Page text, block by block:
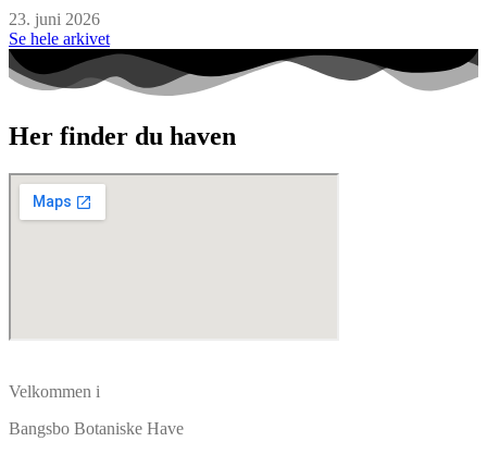
23. juni 2026
Se hele arkivet
Her finder du haven
Velkommen i
Bangsbo Botaniske Have